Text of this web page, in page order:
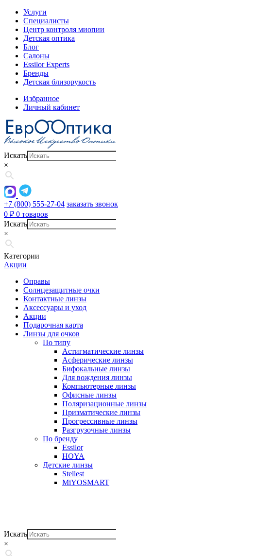
Услуги
Специалисты
Центр контроля миопии
Детская оптика
Блог
Салоны
Essilor Experts
Бренды
Детская близорукость
Избранное
Личный кабинет
Искать
×
+7 (800) 555-27-04 заказать звонок
0 ₽ 0 товаров
Искать
×
Категории
Акции
Оправы
Солнцезащитные очки
Контактные линзы
Аксессуары и уход
Акции
Подарочная карта
Линзы для очков
По типу
Астигматические линзы
Асферические линзы
Бифокальные линзы
Для вождения линзы
Компьютерные линзы
Офисные линзы
Поляризационные линзы
Призматические линзы
Прогрессивные линзы
Разгрузочные линзы
По бренду
Essilor
HOYA
Детские линзы
Stellest
MiYOSMART
Искать
×